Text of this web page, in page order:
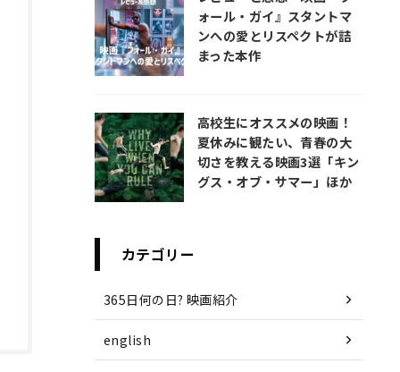
ォール・ガイ』スタントマ
ンへの愛とリスペクトが詰
まった本作
高校生にオススメの映画！
夏休みに観たい、青春の大
切さを教える映画3選「キン
グス・オブ・サマー」ほか
カテゴリー
365日何の日? 映画紹介
english